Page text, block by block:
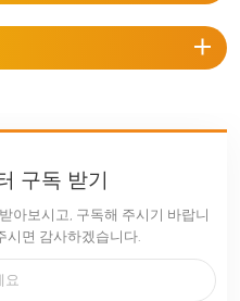
구독 받기
아보시고, 구독해 주시기 바랍니
시면 감사하겠습니다.